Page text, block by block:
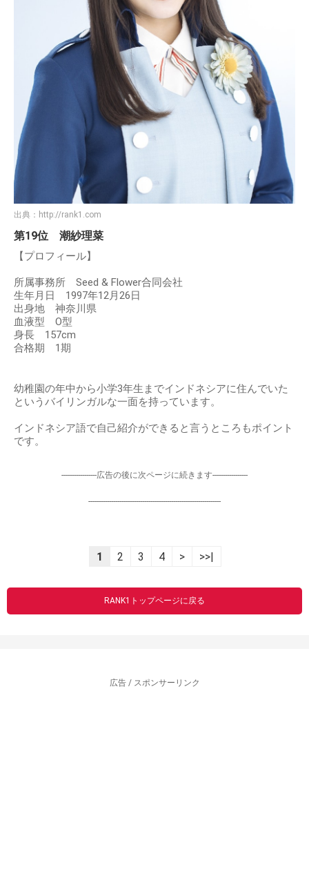
出典： http://rank1.com
第19位 潮紗理菜
【プロフィール】
所属事務所 Seed & Flower合同会社
生年月日 1997年12月26日
出身地 神奈川県
血液型 O型
身長 157cm
合格期 1期
幼稚園の年中から小学3年生までインドネシアに住んでいた
というバイリンガルな一面を持っています。
インドネシア語で自己紹介ができると言うところもポイント
です。
-----------------広告の後に次ページに続きます-----------------
----------------------------------------------------------------
1 2 3 4 > >>|
RANK1トップページに戻る
広告 / スポンサーリンク